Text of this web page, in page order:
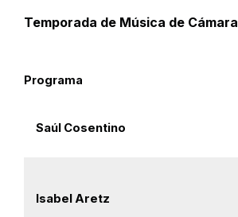
Temporada de Música de Cámara
Programa
Saúl Cosentino
Isabel Aretz